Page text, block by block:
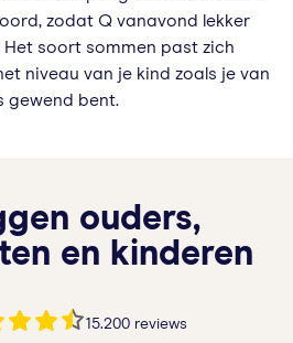
zodat Q vanavond lekker
Het soort sommen past zich
niveau van je kind zoals je van
gewend bent.
ouders,
en kinderen
van de 5 sterren
15.200 reviews